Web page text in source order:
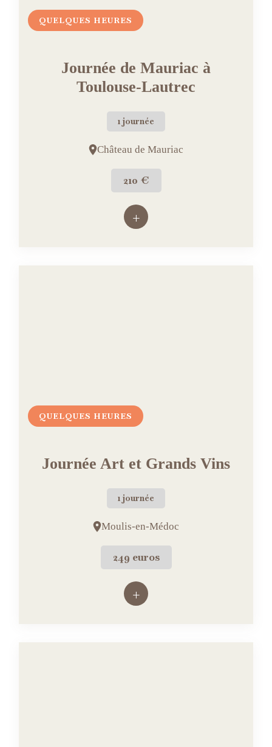
QUELQUES HEURES
Journée de Mauriac à
Toulouse-Lautrec
1 journée
Château de Mauriac
210 €
+
QUELQUES HEURES
Journée Art et Grands Vins
1 journée
Moulis-en-Médoc
249 euros
+